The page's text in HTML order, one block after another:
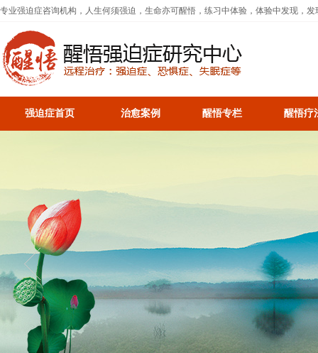
专业强迫症咨询机构，人生何须强迫，生命亦可醒悟，练习中体验，体验中发现，
强迫症首页 治愈案例 醒悟专栏 醒悟疗